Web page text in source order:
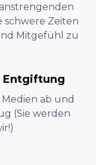
schwere Zeiten
Mitgefühl zu
Entgiftung
Medien ab und
(Sie werden